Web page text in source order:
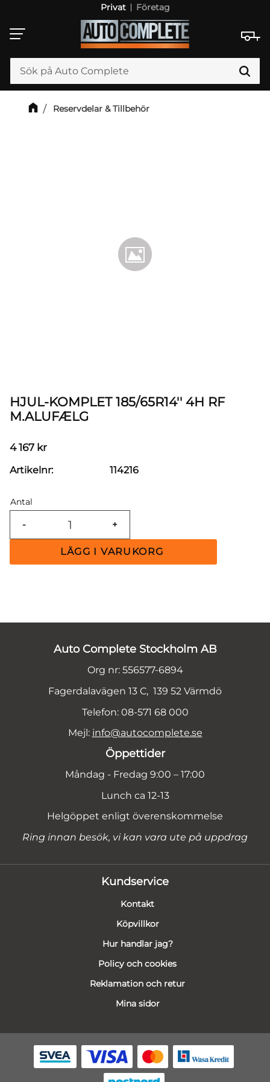
Meny
Privat Företag
Reservdelar & Tillbehör
HJUL-KOMPLET 185/65R14'' 4H RF
M.ALUFÆLG
4 167 kr
Antal
+
-
Artikelnr 114216
Auto Complete Stockholm AB
Org nr: 556577-6894
Fagerdalavägen 13 C, 139 52 Värmdö
Telefon: 08-571 68 000
Mejl: info@autocomplete.se
Öppettider
Måndag - Fredag 9:00 – 17:00
Lunch ca 12-13
Helgöppet enligt överenskommelse
Ring innan besök, vi kan vara ute på uppdrag
Kundservice
Kontakt
Köpvillkor
Hur handlar jag?
Policy och cookies
Reklamation och retur
Mina sidor